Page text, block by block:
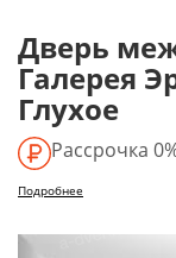
Дверь
Галерея
Глухое
Рассрочка
Подробнее